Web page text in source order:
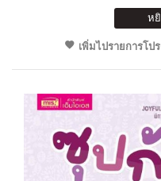
ห
เพิ่มไปรายการโป